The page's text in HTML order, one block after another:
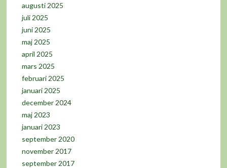
augusti 2025
juli 2025
juni 2025
maj 2025
april 2025
mars 2025
februari 2025
januari 2025
december 2024
maj 2023
januari 2023
september 2020
november 2017
september 2017